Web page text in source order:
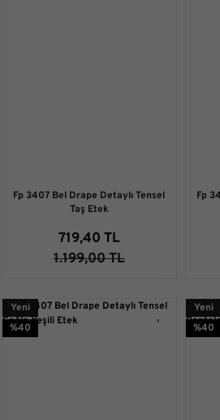
Fp 3407 Bel Drape Detaylı Tensel
Taş Etek
719,40 TL
1.199,00 TL
Fp
Yeni
%40
Yeni
%40